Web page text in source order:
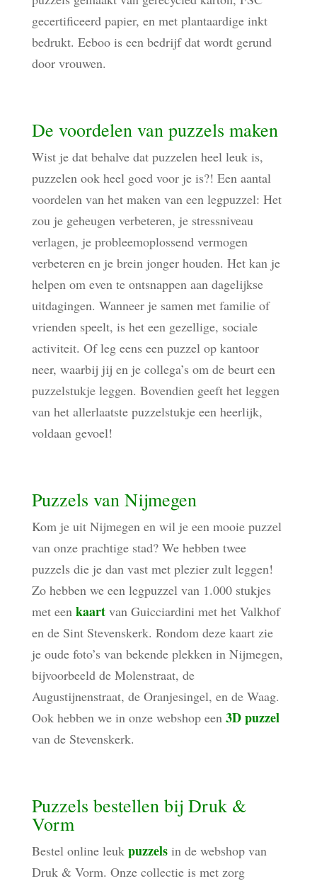
gecertificeerd papier, en met plantaardige inkt
bedrukt. Eeboo is een bedrijf dat wordt gerund
door vrouwen.
De voordelen van puzzels maken
Wist je dat behalve dat puzzelen heel leuk is,
puzzelen ook heel goed voor je is?! Een aantal
voordelen van het maken van een legpuzzel: Het
zou je geheugen verbeteren, je stressniveau
verlagen, je probleemoplossend vermogen
verbeteren en je brein jonger houden. Het kan je
helpen om even te ontsnappen aan dagelijkse
uitdagingen. Wanneer je samen met familie of
vrienden speelt, is het een gezellige, sociale
activiteit. Of leg eens een puzzel op kantoor
neer, waarbij jij en je collega’s om de beurt een
puzzelstukje leggen. Bovendien geeft het leggen
van het allerlaatste puzzelstukje een heerlijk,
voldaan gevoel!
Puzzels van Nijmegen
Kom je uit Nijmegen en wil je een mooie puzzel
van onze prachtige stad? We hebben twee
puzzels die je dan vast met plezier zult leggen!
Zo hebben we een legpuzzel van 1.000 stukjes
met een kaart van Guicciardini met het Valkhof
en de Sint Stevenskerk. Rondom deze kaart zie
je oude foto’s van bekende plekken in Nijmegen,
bijvoorbeeld de Molenstraat, de
Augustijnenstraat, de Oranjesingel, en de Waag.
Ook hebben we in onze webshop een 3D puzzel
van de Stevenskerk.
Puzzels bestellen bij Druk &
Vorm
Bestel online leuk puzzelsin de webshop van
Druk & Vorm. Onze collectie is met zorg